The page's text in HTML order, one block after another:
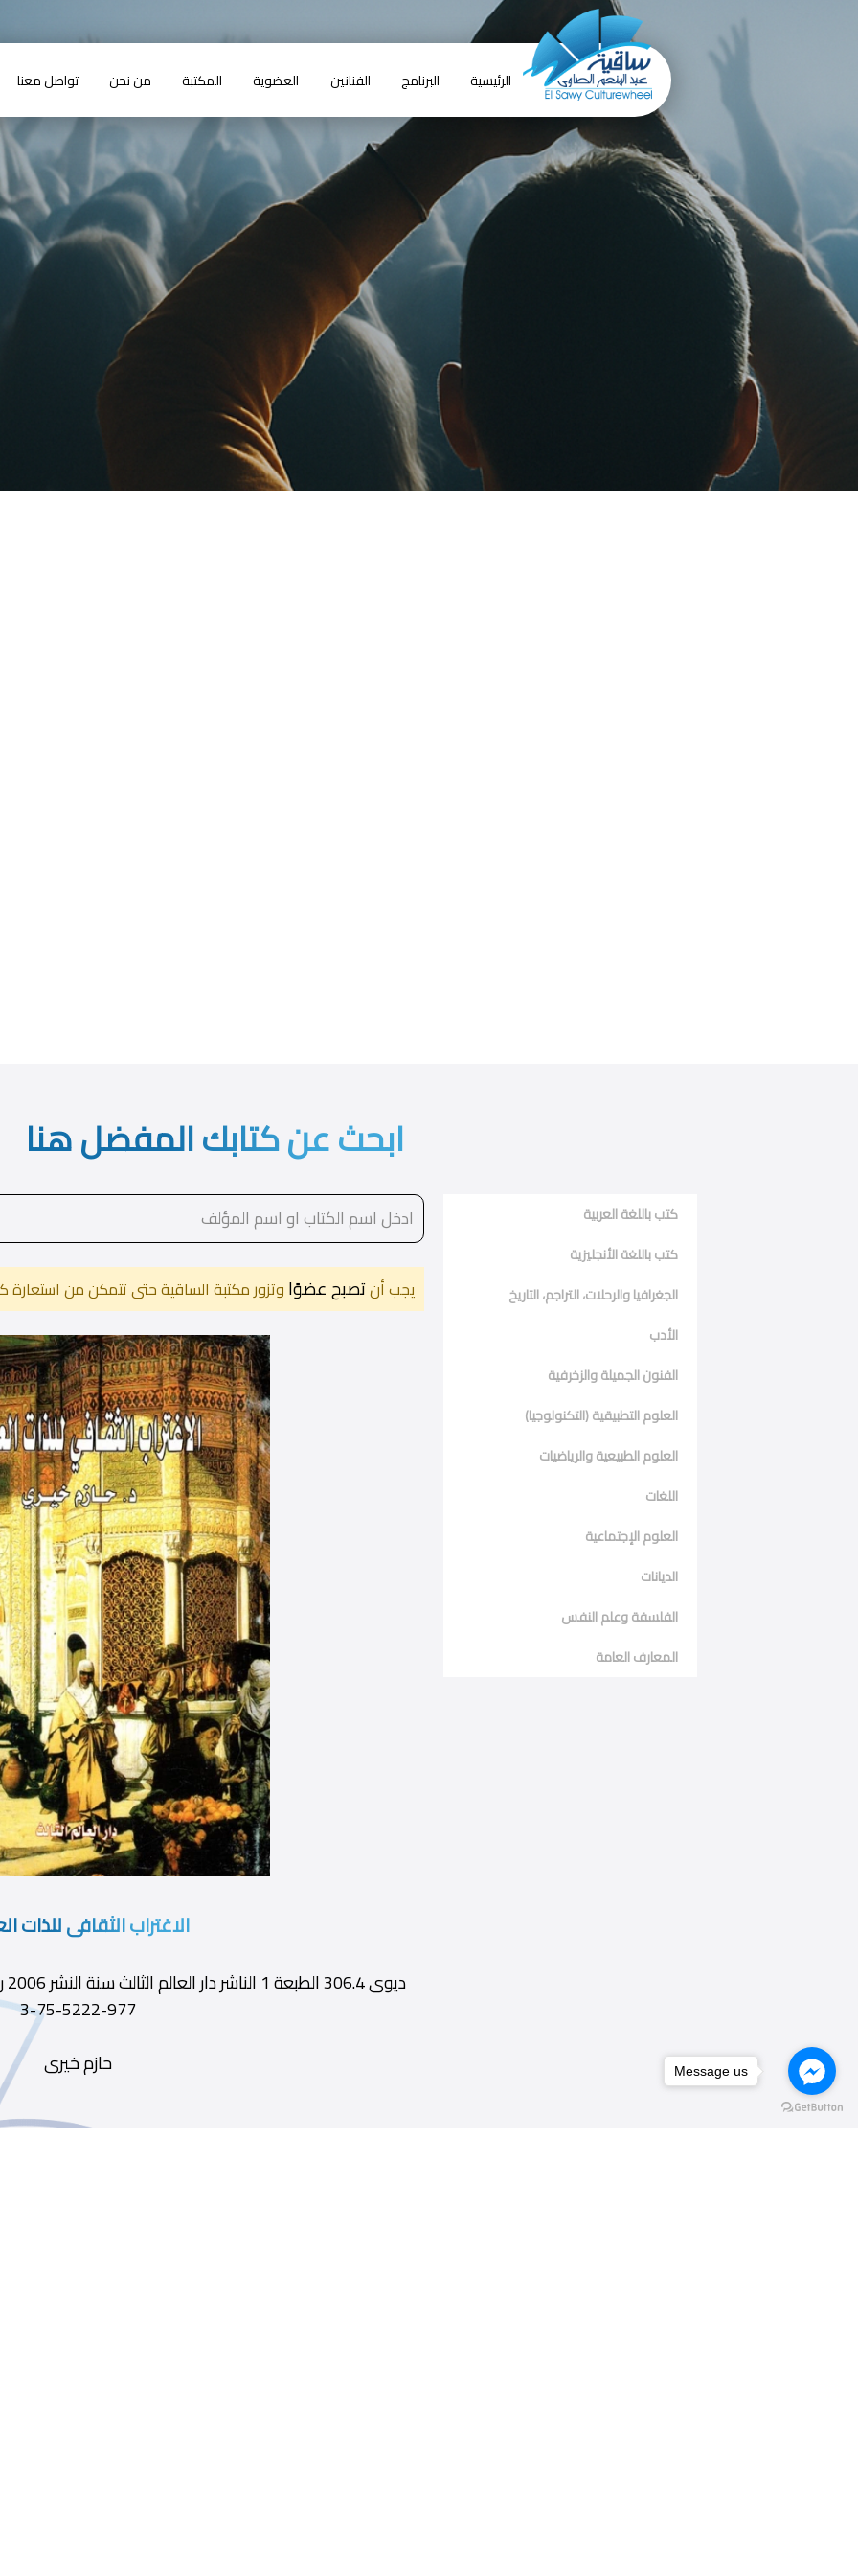
الرئيسية البرنامج الفنانين العضوية المكتبة من نحن تواصل معنا
ابحث عن كتابك المفضل هنا
كتب باللغة العربية
كتب باللغة الأنجليزية
الجغرافيا والرحلات، التراجم، التاريخ
الأدب
الفنون الجميلة والزخرفية
العلوم التطبيقية (التكنولوجيا)
العلوم الطبيعية والرياضيات
اللغات
العلوم الإجتماعية
الديانات
الفلسفة وعلم النفس
المعارف العامة
يجب أنتصبح عضوًا وتزور مكتبة الساقية حتى تتمكن من استعارة
الاغتراب الثقافى للذات
977-5222-75-3
حازم خيرى
Message us